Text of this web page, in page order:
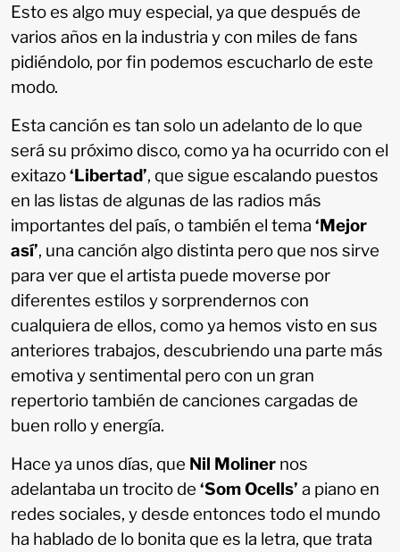
Esto es algo muy especial, ya que después de
varios años en la industria y con miles de fans
pidiéndolo, por fin podemos escucharlo de este
modo.
Esta canción es tan solo un adelanto de lo que
será su próximo disco, como ya ha ocurrido con el
exitazo‘Libertad’, que sigue escalando puestos
en las listas de algunas de las radios más
importantes del país, o también el tema ‘Mejor
así’, una canción algo distinta pero que nos sirve
para ver que el artista puede moverse por
diferentes estilos y sorprendernos con
cualquiera de ellos, como ya hemos visto en sus
anteriores trabajos, descubriendo una parte más
emotiva y sentimental pero con un gran
repertorio también de canciones cargadas de
buen rollo y energía.
Hace ya unos días, que Nil Moliner nos
adelantaba un trocito de ‘Som Ocells’ a piano en
redes sociales, y desde entonces todo el mundo
ha hablado de lo bonita que es la letra, que trata